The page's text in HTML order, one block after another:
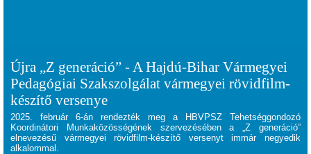
Újra „Z generáció” - A Hajdú-Bihar Vármegyei
Pedagógiai Szakszolgálat vármegyei rövidfilm-
készítő versenye
2025. február 6-án rendezték meg a HBVPSZ Tehetséggondozó
Koordinátori Munkaközösségének szervezésében a „Z generáció”
elnevezésű vármegyei rövidfilm-készítő versenyt immár negyedik
alkalommal.